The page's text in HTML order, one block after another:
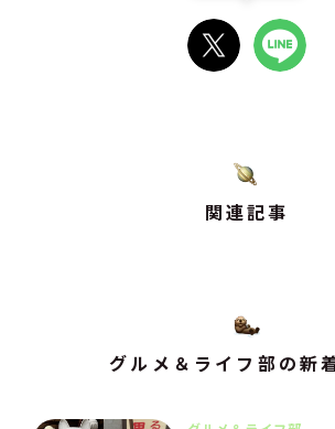
関連記事
グルメ＆ライフ部の新